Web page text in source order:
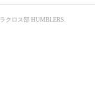
クロス部 HUMBLERS.